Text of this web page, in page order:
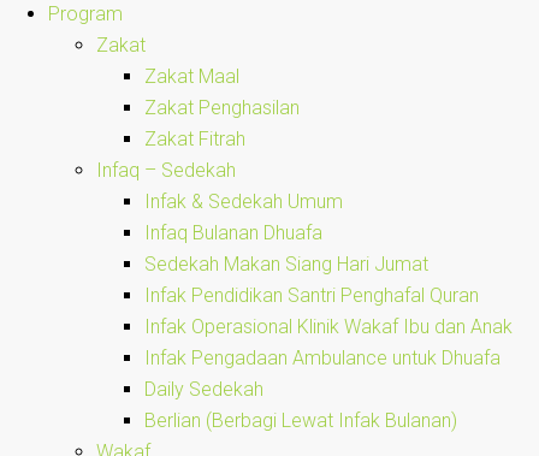
Program
Zakat
Zakat Maal
Zakat Penghasilan
Zakat Fitrah
Infaq – Sedekah
Infak & Sedekah Umum
Infaq Bulanan Dhuafa
Sedekah Makan Siang Hari Jumat
Infak Pendidikan Santri Penghafal Quran
Infak Operasional Klinik Wakaf Ibu dan Anak
Infak Pengadaan Ambulance untuk Dhuafa
Daily Sedekah
Berlian (Berbagi Lewat Infak Bulanan)